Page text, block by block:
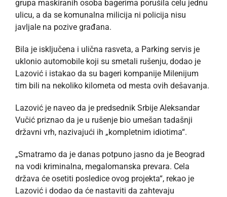
grupa maskiranih osoba bagerima porušila celu jednu
ulicu, a da se komunalna milicija ni policija nisu
javljale na pozive građana.
Bila je isključena i ulična rasveta, a Parking servis je
uklonio automobile koji su smetali rušenju, dodao je
Lazović i istakao da su bageri kompanije Milenijum
tim bili na nekoliko kilometa od mesta ovih dešavanja.
Lazović je naveo da je predsednik Srbije Aleksandar
Vučić priznao da je u rušenje bio umešan tadašnji
državni vrh, nazivajući ih „kompletnim idiotima“.
„Smatramo da je danas potpuno jasno da je Beograd
na vodi kriminalna, megalomanska prevara. Cela
država će osetiti posledice ovog projekta“, rekao je
Lazović i dodao da će nastaviti da zahtevaju